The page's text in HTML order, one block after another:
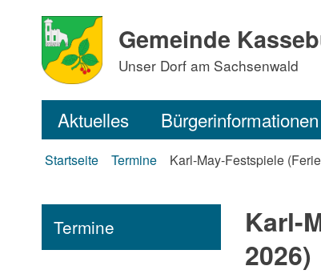
Gemeinde
Unser Dorf am Sachsenwald
Aktuelles Bürgerinformationen
Startseite Termine Karl-May-Festspiele
Termine
Karl-
2026)